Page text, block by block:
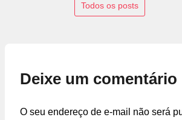
Todos os posts
Deixe um comentário
O seu endereço de e-mail não será